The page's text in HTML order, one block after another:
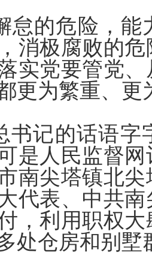
怠的危险，
消极腐败的
实党要管党
更为繁重、更
书记的话语字
是人民监督
南尖塔镇北
代表、中共
，利用职权
处仓房和别墅